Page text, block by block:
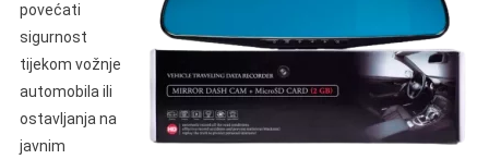
povećati
sigurnost
tijekom vožnje
automobila ili
ostavljanja na
javnim